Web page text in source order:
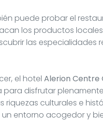
puede probar el
los productos
las especialidades
el hotel Alerion Centre
disfrutar
culturales e
entorno acogedor y